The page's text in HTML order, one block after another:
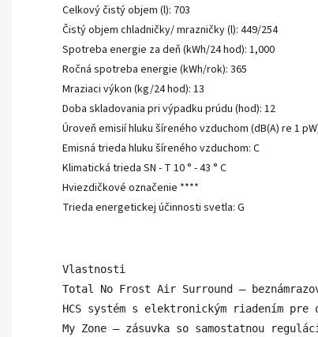
Celkový čistý objem (l): 703
Čistý objem chladničky/ mrazničky (l): 449/254
Spotreba energie za deň (kWh/24 hod): 1,000
Ročná spotreba energie (kWh/rok): 365
Mraziaci výkon (kg/24 hod): 13
Doba skladovania pri výpadku prúdu (hod): 12
Úroveň emisií hluku šíreného vzduchom (dB(A) re 1
Emisná trieda hluku šíreného vzduchom: C
Klimatická trieda SN - T 10 ° - 43 ° C
Hviezdičkové označenie ****
Trieda energetickej účinnosti svetla: G
Vlastnosti
Total No Frost Air Surround –
HCS systém s elektronickým riadením
My Zone – zásuvka so samostatnou